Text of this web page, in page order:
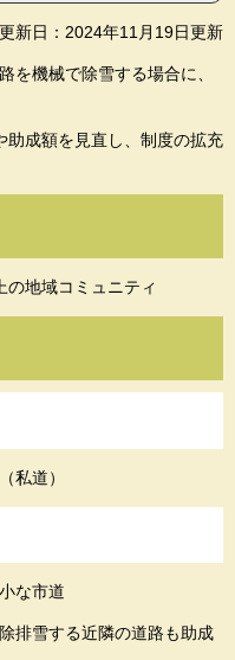
更新日：2024年11月19日更新
機械で除雪する場合に、
成額を見直し、制度の拡充
地域コミュニティ
私道）
な市道
排雪する近隣の道路も助成